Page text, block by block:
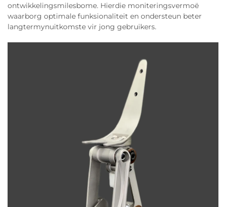
ontwikkelingsmilesbome. Hierdie moniteringsvermoë
waarborg optimale funksionaliteit en ondersteun beter
langtermynuitkomste vir jong gebruikers.